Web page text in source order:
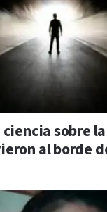
sobre
al borde